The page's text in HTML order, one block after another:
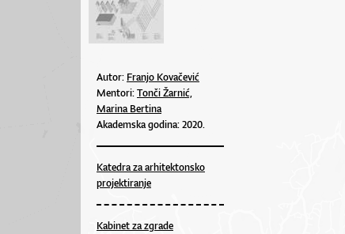
Autor: Franjo Kovačević
Mentori:Tonči Žarnić,
Marina Bertina
Akademska godina: 2020.
Katedra za arhitektonsko
projektiranje
Kabinet za zgrade